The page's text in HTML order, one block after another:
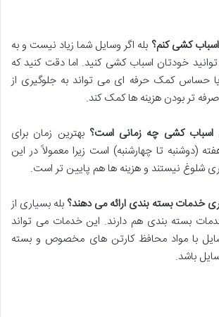
کشی کنم؟ بله اگر وسایل شما زیاد نیست و به
خودتان اسباب کشی کنید. اما دقت کنید که
حساس کمک حرفه ای می تواند به جلوگیری از
تر بودن هزینه ها کمک کند.
اسباب کشی چه زمانی است؟ بهترین زمان برای
(دوشنبه تا چهارشنبه) است زیرا معمولاً در این
شلوغ نیستند و هزینه ها هم پایین تر است.
خدمات بسته بندی ارائه می دهند؟ بله بسیاری از
بسته بندی هم دارند. این خدمات می تواند
با مواد محافظ کارتن های مخصوص و بسته
باشد.